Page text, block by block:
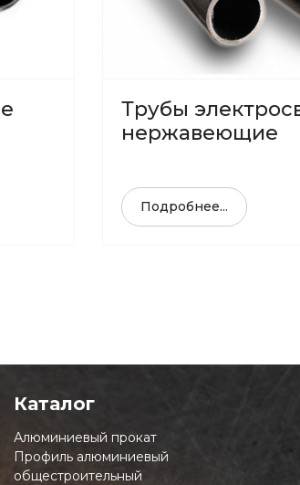
Трубы
нержавеющие
Подробнее...
Каталог
Алюминиевый прокат
Профиль алюминиевый
общестроительный